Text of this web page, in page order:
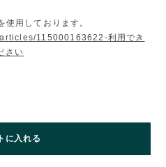
用しております。
115000163622-利用でき
さい
に入れる